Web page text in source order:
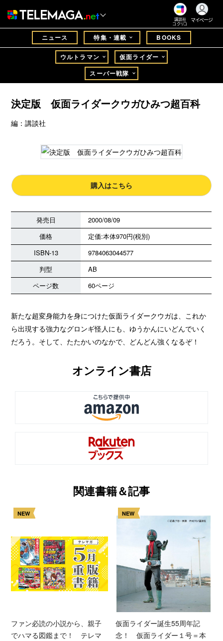
講談社
コクリコ
マイページ
ニュース 特集・連載 BOOKS
ウルトラマン
仮面ライダー
スーパー戦隊
決定版 仮面ライダークウガひみつ超百科
編：講談社
購入はこちら
発売日
2000/08/09
価格
定価:本体970円(税別)
ISBN-13
9784063044577
判型
AB
ページ数
60ページ
新たな超変身能力を身につけた仮面ライダークウガは、これか
ら出現する強力なグロンギ怪人にも、ゆうかんにいどんでいく
だろう。そして、たたかいのなかで、どんどん強くなるぞ！
オンライン書店
関連書籍＆記事
NEW
ファン必読の小説から、親子
でハマる図鑑まで！ テレマ
NEW
仮面ライダー誕生55周年記
念！ 仮面ライダー１号＝本